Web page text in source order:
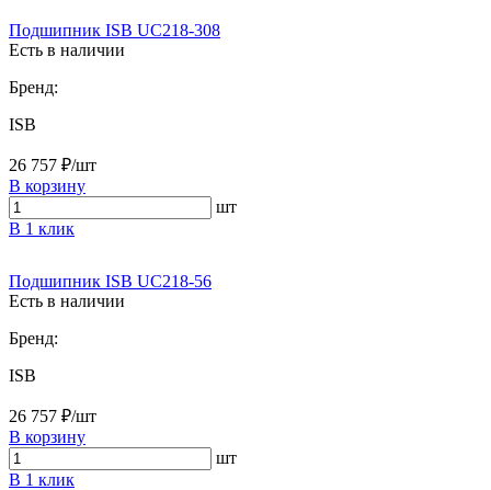
Подшипник ISB UC218-308
Есть в наличии
Бренд:
ISB
26 757 ₽/шт
В корзину
шт
В 1 клик
Подшипник ISB UC218-56
Есть в наличии
Бренд:
ISB
26 757 ₽/шт
В корзину
шт
В 1 клик